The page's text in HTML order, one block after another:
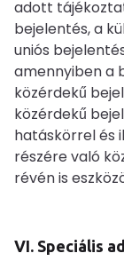
adott
bejelentés, a
uniós
amennyiben a
közérdekű
közérdekű
hatáskörrel és
részére való
révén is
VI. Speciális